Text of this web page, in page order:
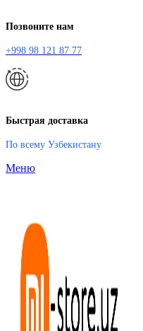
Позвоните нам
+998 98 121 87 77
Быстрая доставка
По всему Узбекистану
Меню